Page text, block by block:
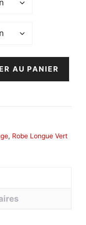
AU PANIER
, Robe Longue Vert